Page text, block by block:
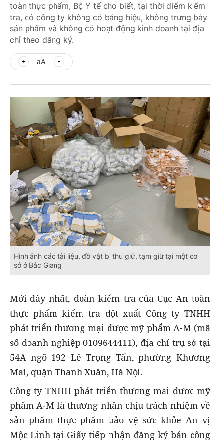
toàn thực phẩm, Bộ Y tế cho biết, tại thời điểm kiểm
tra, có công ty không có bảng hiệu, không trưng bày
sản phẩm và không có hoạt động kinh doanh tại địa
chỉ theo đăng ký.
aA
Hình ảnh các tài liệu, đồ vật bị thu giữ, tạm giữ tại một cơ
sở ở Bắc Giang
Mới đây nhất, đoàn kiểm tra của Cục An toàn
thực phẩm kiểm tra đột xuất Công ty TNHH
phát triển thương mại dược mỹ phẩm A-M (mã
số doanh nghiệp 0109644411), địa chỉ trụ sở tại
54A ngõ 192 Lê Trọng Tấn, phường Khương
Mai, quận Thanh Xuân, Hà Nội.
Công ty TNHH phát triển thương mại dược mỹ
phẩm A-M là thương nhân chịu trách nhiệm về
sản phẩm thực phẩm bảo vệ sức khỏe An vị
Mộc Linh tại Giấy tiếp nhận đăng ký bản công